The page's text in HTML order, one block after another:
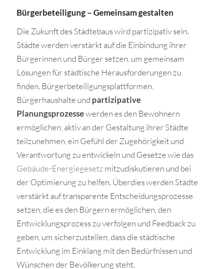
Bürgerbeteiligung – Gemeinsam gestalten
Die Zukunft des Städtebaus wird partizipativ sein.
Städte werden verstärkt auf die Einbindung ihrer
Bürgerinnen und Bürger setzen, um gemeinsam
Lösungen für städtische Herausforderungen zu
finden. Bürgerbeteiligungsplattformen,
Bürgerhaushalte und partizipative
Planungsprozessewerden es den Bewohnern
ermöglichen, aktiv an der Gestaltung ihrer Städte
teilzunehmen, ein Gefühl der Zugehörigkeit und
Verantwortung zu entwickeln und Gesetze wie das
Gebäude-Energiegesetz mitzudiskutieren und bei
der Optimierung zu helfen. Überdies werden Städte
verstärkt auf transparente Entscheidungsprozesse
setzen, die es den Bürgern ermöglichen, den
Entwicklungsprozess zu verfolgen und Feedback zu
geben, um sicherzustellen, dass die städtische
Entwicklung im Einklang mit den Bedürfnissen und
Wünschen der Bevölkerung steht.